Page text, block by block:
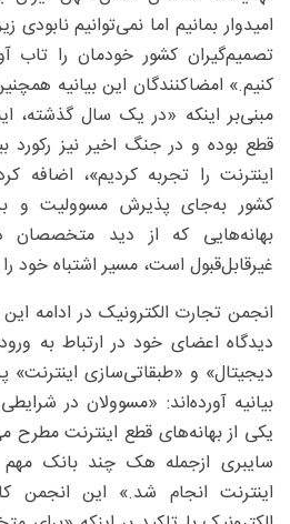
امیدوار بمانیم اما نمی‌توانیم
تصمیم‌گیران کشور خودمان را تاب
کنیم.» امضاکنندگان این بیانیه
اینترنت را تجربه کردیم»، اضافه
کشور به‌جای پذیرش مسوولیت و
بهانه‌هایی که از دید
غیرقابل‌قبول است، مسیر اشتباه خود
انجمن تجارت الکترونیک در ادامه
دیدگاه اعضای خود در ارتباط به
دیجیتال» و «طبقاتی‌سازی
بیانیه آورده‌اند: «مسوولان در
یکی از بهانه‌های قطع اینترنت مطرح
سایبری ازجمله هک چند بانک
اینترنت انجام شد.» این انجمن